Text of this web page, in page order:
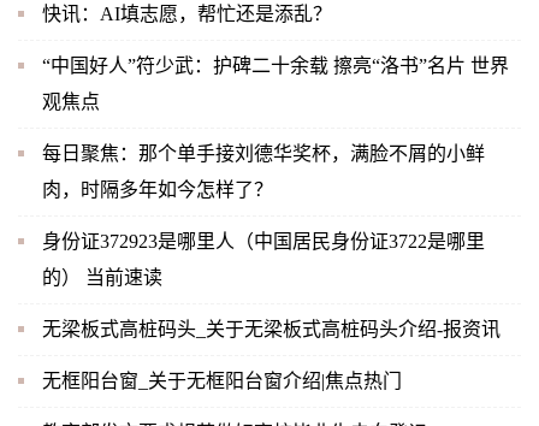
快讯：AI填志愿，帮忙还是添乱？
“中国好人”符少武：护碑二十余载 擦亮“洛书”名片 世界
观焦点
每日聚焦：那个单手接刘德华奖杯，满脸不屑的小鲜
肉，时隔多年如今怎样了？
身份证372923是哪里人（中国居民身份证3722是哪里
的） 当前速读
无梁板式高桩码头_关于无梁板式高桩码头介绍-报资讯
无框阳台窗_关于无框阳台窗介绍|焦点热门